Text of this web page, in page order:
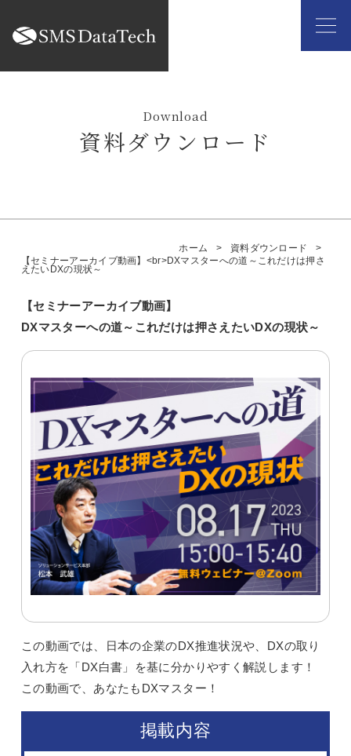
資料ダウンロード
ホーム
資料ダウンロード
【セミナーアーカイブ動画】<br>DXマスターへの道～これだけは押さ
えたいDXの現状～
【セミナーアーカイブ動画】
DXマスターへの道～これだけは押さえたいDXの現状～
この動画では、日本の企業のDX推進状況や、DXの取り
入れ方を「DX白書」を基に分かりやすく解説します！
この動画で、あなたもDXマスター！
掲載内容